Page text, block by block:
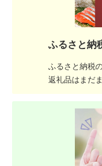
ふるさと納
ふるさと納税
返礼品はまだ